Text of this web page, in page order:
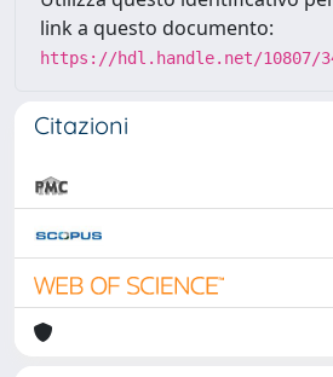
link a questo documento:
https://hdl.handle.net/10807/
Citazioni